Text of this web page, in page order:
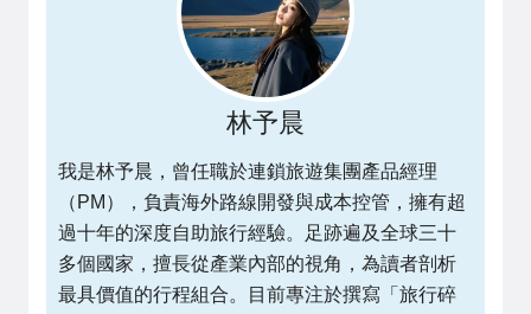
林予晨
我是林予晨，曾任職於連鎖旅遊集團產品經理
（PM），負責海外路線開發與成本控管，擁有超
過十年的深度自助旅行經驗。足跡遍及全球三十
多個國家，擅長從產業內部的視角，為讀者剖析
最具價值的行程組合。目前專注於撰寫「旅行碎